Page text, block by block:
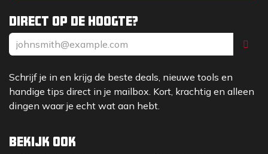
Direct op de hoogte?
Schrijf je in en krijg de beste deals, nieuwe tools en
handige tips direct in je mailbox. Kort, krachtig en alleen
dingen waar je echt wat aan hebt.
Bekijk ook